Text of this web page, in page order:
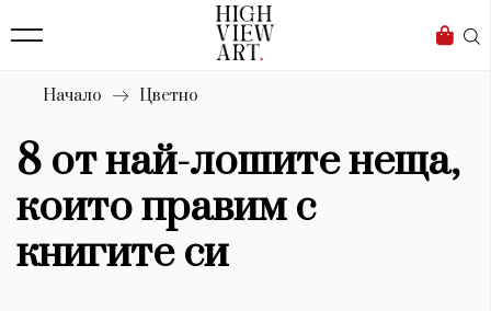
Бизнес
Мода
Dialogue
Изкуство
4340
Начало Цветно
8 от най-лошите неща,
които правим с
книгите си